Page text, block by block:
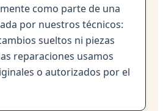
como parte de una
por nuestros técnicos:
sueltos ni piezas
reparaciones usamos
o autorizados por el